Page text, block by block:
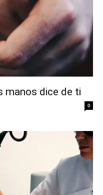
manos dice de ti
0